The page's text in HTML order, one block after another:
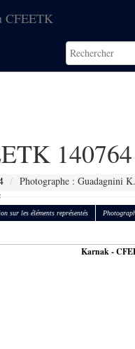
CFEETK
140764
Photographe : Guadagnini K.
sur les éléments représentés